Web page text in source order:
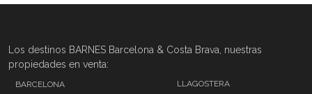
Los destinos BARNES Barcelona & Costa Brava, nuestras
propiedades en venta:
BARCELONA
LLAGOSTERA